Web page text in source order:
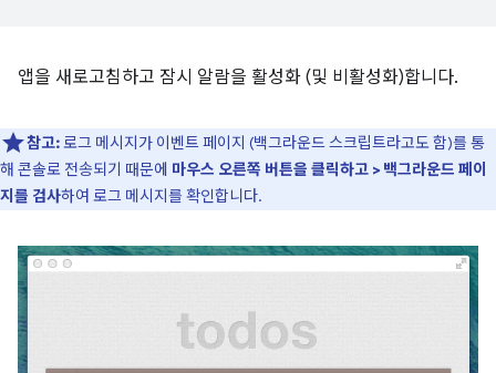
앱을 새로고침하고 잠시 알람을 활성화 (및 비활성화)합니다.
참고:로그 메시지가 이벤트 페이지 (백그라운드 스크립트라고도 함)를 통
해 콘솔로 전송되기 때문에 마우스 오른쪽 버튼을 클릭하고 > 백그라운드 페이
지를 검사하여 로그 메시지를 확인합니다.